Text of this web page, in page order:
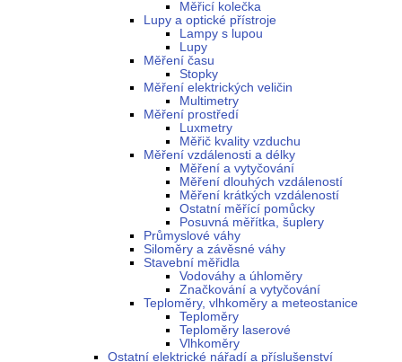
Měřicí kolečka
Lupy a optické přístroje
Lampy s lupou
Lupy
Měření času
Stopky
Měření elektrických veličin
Multimetry
Měření prostředí
Luxmetry
Měřič kvality vzduchu
Měření vzdálenosti a délky
Měření a vytyčování
Měření dlouhých vzdáleností
Měření krátkých vzdáleností
Ostatní měřící pomůcky
Posuvná měřítka, šuplery
Průmyslové váhy
Siloměry a závěsné váhy
Stavební měřidla
Vodováhy a úhloměry
Značkování a vytyčování
Teploměry, vlhkoměry a meteostanice
Teploměry
Teploměry laserové
Vlhkoměry
Ostatní elektrické nářadí a příslušenství